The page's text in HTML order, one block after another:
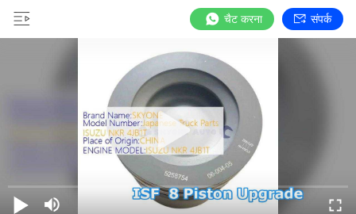
चैट करना संपर्क